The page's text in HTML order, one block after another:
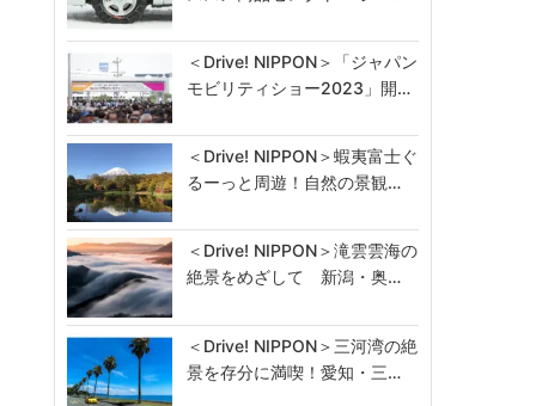
＜Drive! NIPPON＞「ジャパン
モビリティショー2023」開…
＜Drive! NIPPON＞蝦夷富士ぐ
るーっと周遊！自然の景観…
＜Drive! NIPPON＞滝雲雲海の
絶景をめざして 新潟・奥…
＜Drive! NIPPON＞三河湾の絶
景を存分に満喫！愛知・三…